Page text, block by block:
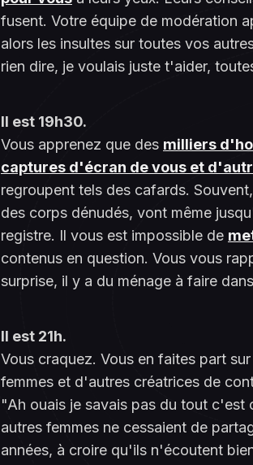
fusent. Votre équipe de modération
alors les insultes sur toutes vos
rien dire, je voulais juste t'aider,
Il est 19h30.
Vous apprenez que des milliers
captures d'écran de vous et
regroupent tels des cafards.
des corps dénudés, vont même
registre. Il vous est impossible de
contenus en question. Vous vous
surprise, il y a du ménage à faire
Il est 21h.
Vous craquez. Vous en faites part
femmes et d'autres créatrices de
"Ah ouais je savais pas du tout
autres femmes ne cessaient de
années, à croire qu'ils n'écoutent